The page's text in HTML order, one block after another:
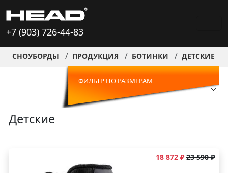
+7 (903) 726-44-83
СНОУБОРДЫ ПРОДУКЦИЯ БОТИНКИ ДЕТСКИЕ
ФИЛЬТР ПО РАЗМЕРАМ
Детские
18 872 ₽ 23 590 ₽